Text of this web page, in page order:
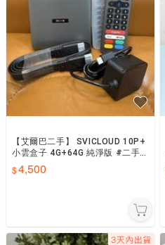
【艾爾巴二手】 SVICLOUD 10P+
小雲盒子 4G+64G 純淨版 #二手
電視盒#保固中#板橋店8E8DF
4,500